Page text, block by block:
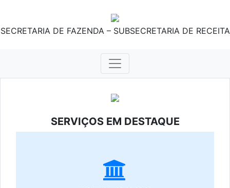
SECRETARIA DE FAZENDA – SUBSECRETARIA DE RECEITA
SERVIÇOS EM DESTAQUE